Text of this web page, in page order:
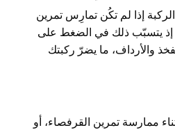
إذا لم تكُن تمارِس تمرين
إذ يتسبّب ذلك في الضغط على
والأرداف، ما يضرّ ركبتك
ممارسة تمرين القرفصاء، أو